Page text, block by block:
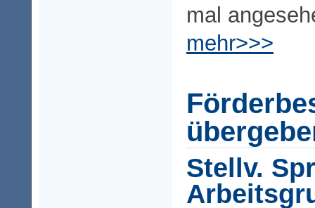
mal
mehr>>>
Stellv.